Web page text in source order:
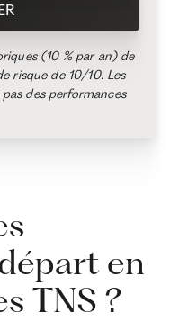
(10 % par an) de
risque de 10/10. Les
des performances
en
TNS ?